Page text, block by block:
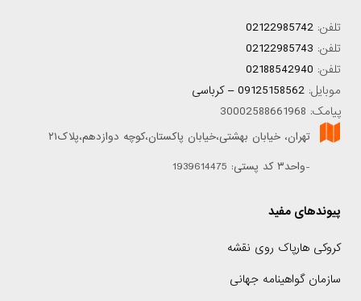
تلفن: 02122985742
تلفن: 02122985743
تلفن: 02188542940
موبایل: 09125158562 – کرباسی
پیامک: 30002588661968
تهران، خیابان بهشتی،خیابان پاکستان،کوچه دوازدهم،پلاک۲۱
-واحد۳ کد پستی: 1939614475
پیوندهای مفید
کروکی هارپاک روی نقشه
سازمان گواهینامه جهانی